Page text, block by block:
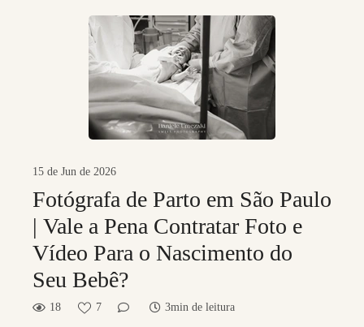
15 de Jun de 2026
Fotógrafa de Parto em São Paulo
| Vale a Pena Contratar Foto e
Vídeo Para o Nascimento do
Seu Bebê?
18 7 3min de leitura